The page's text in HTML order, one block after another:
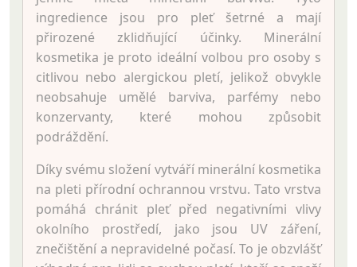
ingredience jsou pro pleť šetrné a mají
přirozené zklidňující účinky. Minerální
kosmetika je proto ideální volbou pro osoby s
citlivou nebo alergickou pletí, jelikož obvykle
neobsahuje umělé barviva, parfémy nebo
konzervanty, které mohou způsobit
podráždění.
Díky svému složení vytváří minerální kosmetika
na pleti přírodní ochrannou vrstvu. Tato vrstva
pomáhá chránit pleť před negativními vlivy
okolního prostředí, jako jsou UV záření,
znečištění a nepravidelné počasí. To je obzvlášť